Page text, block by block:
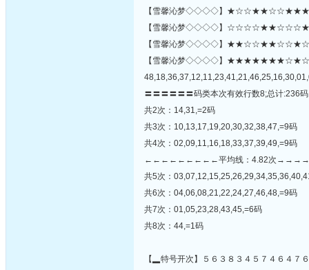
【雪馨沁梦◇◇◇◇】
【雪馨沁梦◇◇◇◇】
【雪馨沁梦◇◇◇◇】
【雪馨沁梦◇◇◇◇】
〓〓〓〓〓〓码类本次有效行数8;总计:236
共2次：14,31,=2码
共3次：10,13,17,19,20,30,32,38,47,=9码
共4次：02,09,11,16,18,33,37,39,49,=9码
←←←←←←←←←平均线：4.82次
共5次：
共6次：04,06,08,21,22,24,27,46,48,=9码
共7次：01,05,23,28,43,45,=6码
共8次：44,=1码
【▂特号开次】５６３８３４５７４６４７